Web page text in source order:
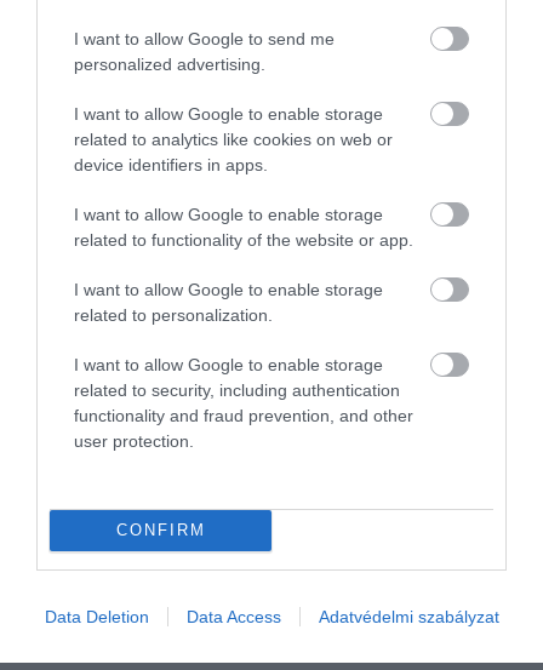
I want to allow Google to send me
personalized advertising.
I want to allow Google to enable storage
related to analytics like cookies on web or
device identifiers in apps.
I want to allow Google to enable storage
related to functionality of the website or app.
I want to allow Google to enable storage
related to personalization.
I want to allow Google to enable storage
related to security, including authentication
functionality and fraud prevention, and other
user protection.
CONFIRM
Data Deletion Data Access Adatvédelmi szabályzat
DEVIZA
Szerda estére magára talált a forint
reggeli jegyzéséhez képest a bankközi devizapiacon.